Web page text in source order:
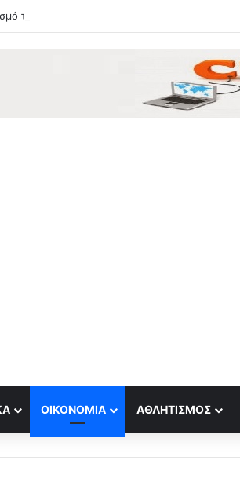
του Μόουρα και το «σενάριο» για τον Βίνια
ΟΙΚΟΝΟΜΊΑ ΑΘΛΗΤΙΣΜΌΣ